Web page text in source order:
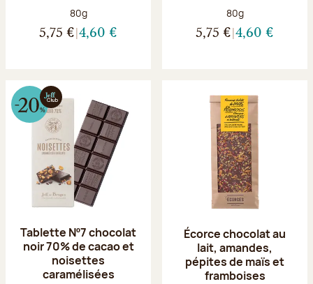
Poids net :
80g
5,75 € 4,60 €
Poids net :
80g
5,75 € 4,60 €
Tablette Nº7 chocolat
noir 70% de cacao et
noisettes
caramélisées
Écorce chocolat au
lait, amandes,
pépites de maïs et
framboises